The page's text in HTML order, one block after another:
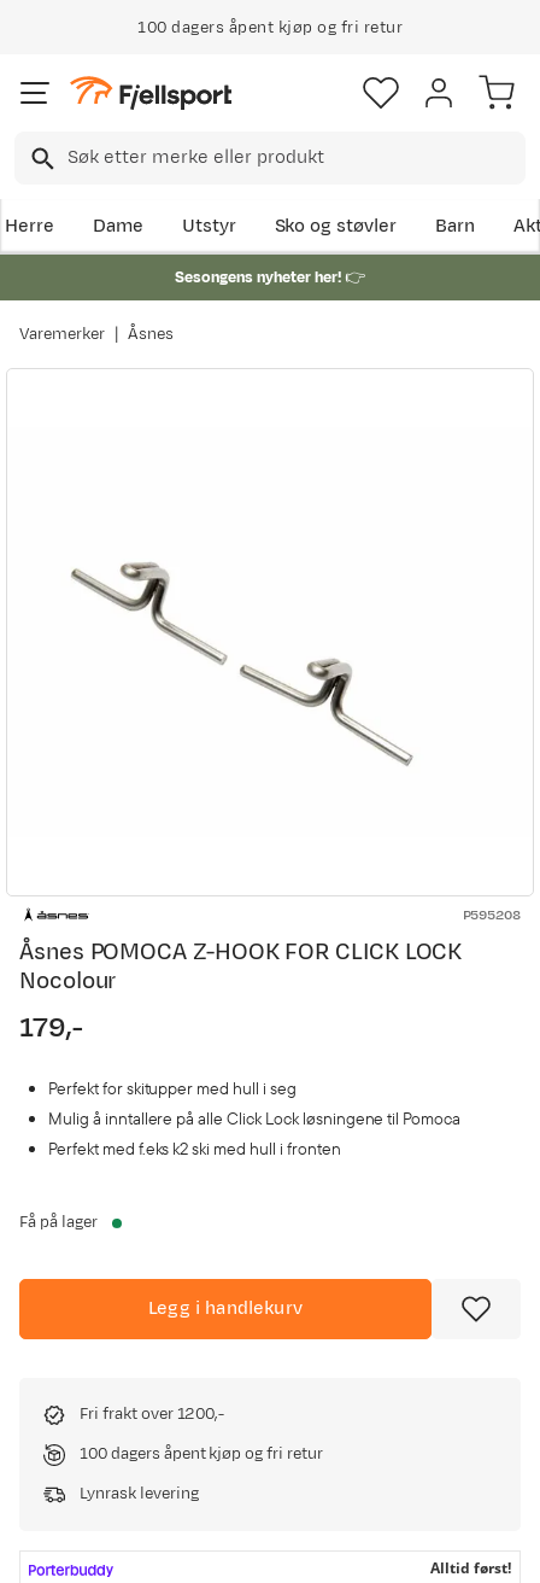
100 dagers åpent kjøp og fri retur
Herre Dame Utstyr Sko og støvler Barn
Sesongens nyheter her!👉
Varemerker Åsnes
P595208
Åsnes POMOCA Z-HOOK FOR CLICK LOCK
Nocolour
price
179,-
Perfekt for skitupper med hull i seg
Mulig å inntallere på alle Click Lock løsningene til Pomoca
Perfekt med f.eks k2 ski med hull i fronten
Få på lager
Legg i handlekurv
Fri frakt over 1200,-
100 dagers åpent kjøp og fri retur
Lynrask levering
Alltid først!